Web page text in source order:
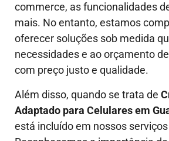
commerce, as funcionalidades
mais. No entanto, estamos
oferecer soluções sob medida
necessidades e ao orçamento
com preço justo e qualidade.
Além disso, quando se trata de
Adaptado para Celulares em
está incluído em nossos